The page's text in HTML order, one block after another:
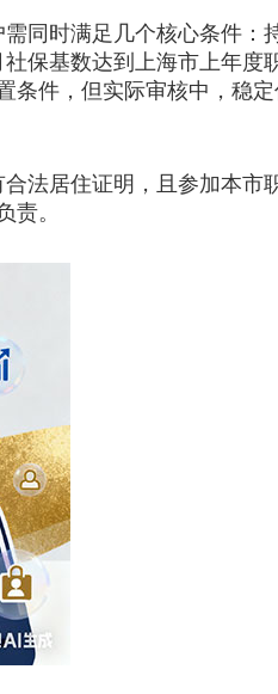
同时满足几个核心条件：
保基数达到上海市上年度
条件，但实际审核中，稳
法居住证明，且参加本市
责。